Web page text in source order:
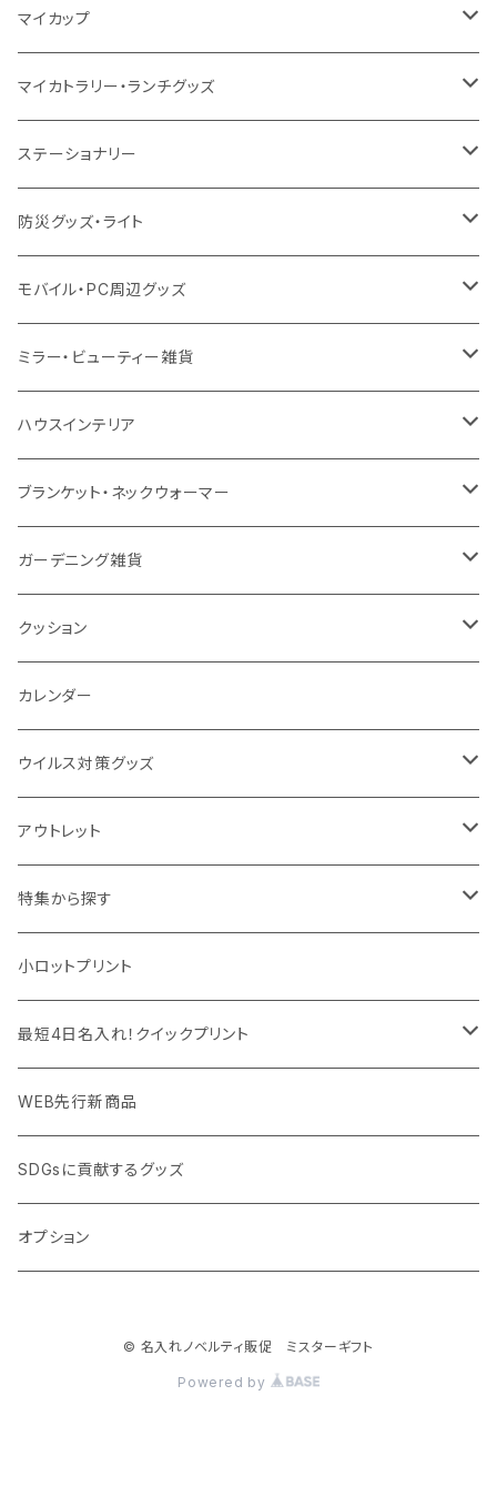
10oz
ポリエステル
再生不織布
不織布
保冷
スウェット
不織布
保冷
ポリエステル
不織布
ハンカチ
傘
キャンパス
デニム・デニムライク
ポリエステル
不織布
保冷
EVA
防水
ナイロン
再生ファブリック
フェアトレードコットン
デニム・デニムライク
ポリエステル
リネン
ステンレス
アルミ
クリアボトル
カスタムデザインボトル
サーモタンブラー
ステンレス2層タンブラー
プラスチック2層タンブラー
アルミタンブラー
バンブータンブラー
コーヒー配合タンブラー
カスタムデザインタンブラー
マイカップ
サーモ
ステンレス
バンブー
コーヒー配合
プラスチック
陶器
磁器マグ・湯呑
カスタムデザイン
マイカトラリー・ランチグッズ
カトラリー
フードポット
コースター
ドリンク用品
保存容器
キッチンツール
ステーショナリー
単色ボールペン
多機能ペン
ペンケース
メモ
ノート
付箋
トレイ
パットカバー、ブックカバー
IDケース、パスケース、コインケース
デスク周辺
防災グッズ・ライト
防災セット
ラジオ・スピーカー
ハンディライト
デスクライト
付属ライト
ランタン
非常食
モバイル・PC周辺グッズ
チャージャー
充電器
モバイルスタンド
モバイルリング
アクセサリー・スマホケース
タッチペン
USBケーブル・ハブ
イヤホン・ヘッドフォン
マウスパッド
モバイル周辺グッズ
PC周辺グッズ
ミラー・ビューティー雑貨
折りたたみ式ミラー
スライド式ミラー
ケース付きミラー
手持ちミラー
ビューティー雑貨
ハウスインテリア
ピクチャーボード、ポスター
フォトフレーム、スタンド
キーホルダー
時計
ブランケット・ネックウォーマー
ブランケット
ネックウォーマー
マフラー・ストール
ガーデニング雑貨
F.O.B COOP
クッション
折りたたみクッション
カレンダー
ウイルス対策グッズ
除菌グッズ
パーテーション
マスク・フェイスシールド
測定・測量用品
加湿器・オゾン発生器
ウイルス対策消耗品
ウイルス対策備品
アウトレット
アウトレット
ドリンクフェア
ボトル・タンブラー
ポーチ・巾着
タオル・ブランケット
その他雑貨品
特集から探す
エンタメグッズ・イベント会場物販品
ご当地グッズ・オリジナルお土産品
フルカラー印刷ノベルティ
予算消化・備品におすすめグッズ
展示会・説明会ノベルティ
小ロットプリント
最短4日名入れ！クイックプリント
クイック印刷対応トートバッグ・エコバッグ
クイック印刷対応ポーチ・巾着
クイック印刷対応ボトル
WEB先行新商品
SDGsに貢献するグッズ
オプション
© 名入れノベルティ販促 ミスターギフト
Powered by